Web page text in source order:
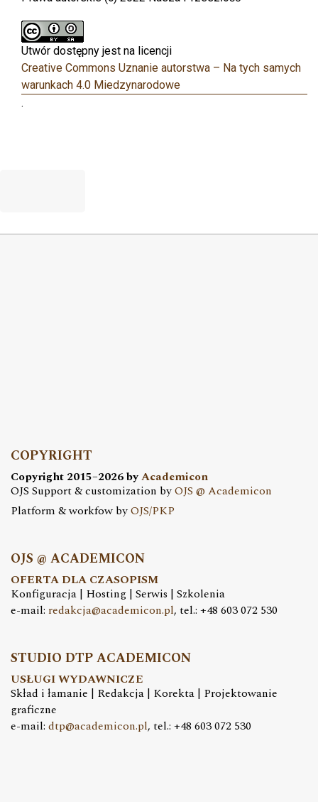
Utwór dostępny jest na licencji
Creative Commons Uznanie autorstwa – Na tych samych
warunkach 4.0 Miedzynarodowe
.
COPYRIGHT
Copyright 2015–2026 byAcademicon
OJS Support & customization byOJS @ Academicon
Platform & workfow byOJS/PKP
OJS @ ACADEMICON
OFERTA DLA CZASOPISM
Konfiguracja | Hosting | Serwis | Szkolenia
e-mail: redakcja@academicon.pl, tel.: +48 603 072 530
STUDIO DTP ACADEMICON
USŁUGI WYDAWNICZE
Skład i łamanie | Redakcja | Korekta | Projektowanie
graficzne
e-mail: dtp@academicon.pl, tel.: +48 603 072 530